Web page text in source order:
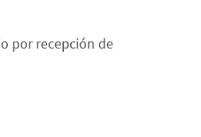
por recepción de